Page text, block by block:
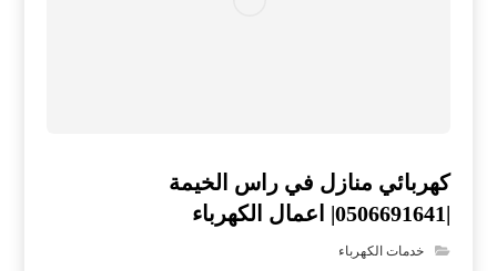
كهربائي منازل في راس الخيمة
|0506691641| اعمال الكهرباء
خدمات الكهرباء